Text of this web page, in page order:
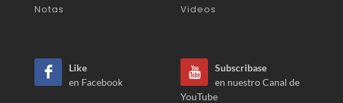
Notas Videos
Like
en Facebook
Subscribase
en nuestro Canal de
YouTube